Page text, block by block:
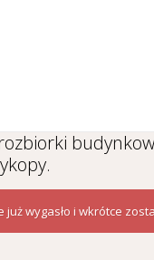
już wygasło i wkrótce